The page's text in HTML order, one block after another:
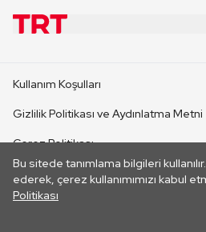
Bu sitede tanımlama bilgileri
ederek, çerez kullanımımızı kabul
Politikası
CANLI YAYINLAR
Kullanım Koşulları
Gizlilik Politikası ve Aydınlatma Metni
Çerez Politikası
İletişim
Her hakkı saklıdır. ©2026 TRT.